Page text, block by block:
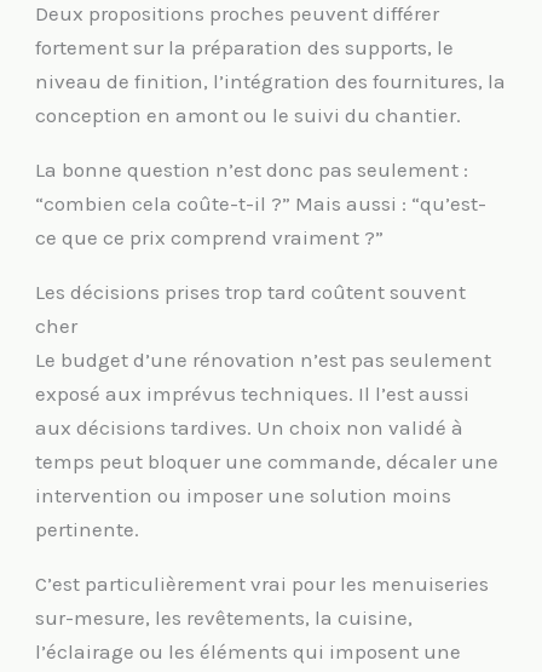
Deux propositions proches peuvent différer
fortement sur la préparation des supports, le
niveau de finition, l’intégration des fournitures, la
conception en amont ou le suivi du chantier.
La bonne question n’est donc pas seulement :
“combien cela coûte-t-il ?” Mais aussi : “qu’est-
ce que ce prix comprend vraiment ?”
Les décisions prises trop tard coûtent souvent
cher
Le budget d’une rénovation n’est pas seulement
exposé aux imprévus techniques. Il l’est aussi
aux décisions tardives. Un choix non validé à
temps peut bloquer une commande, décaler une
intervention ou imposer une solution moins
pertinente.
C’est particulièrement vrai pour les menuiseries
sur-mesure, les revêtements, la cuisine,
l’éclairage ou les éléments qui imposent une